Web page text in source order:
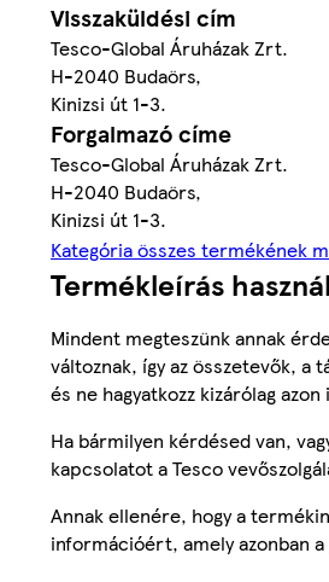
Visszaküldési cím
Tesco-Global Áruházak Zrt.
H-2040 Budaörs,
Kinizsi út 1-3.
Forgalmazó címe
Tesco-Global Áruházak Zrt.
H-2040 Budaörs,
Kinizsi út 1-3.
Kategória összes termékének
Termékleírás
Mindent megteszünk annak
változnak, így az összetevők,
és ne hagyatkozz kizárólag
Ha bármilyen kérdésed van,
kapcsolatot a Tesco
Annak ellenére, hogy a
információért, amely azonban